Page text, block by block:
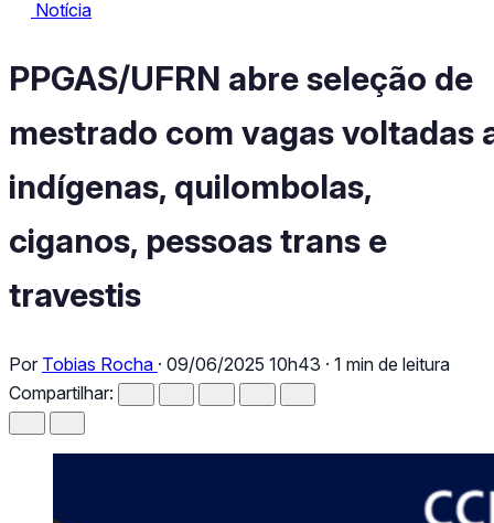
Notícia
PPGAS/UFRN abre seleção de
mestrado com vagas voltadas
indígenas, quilombolas,
ciganos, pessoas trans e
travestis
Por Tobias Rocha · 09/06/2025 10h43 · 1 min de leitura
Compartilhar: